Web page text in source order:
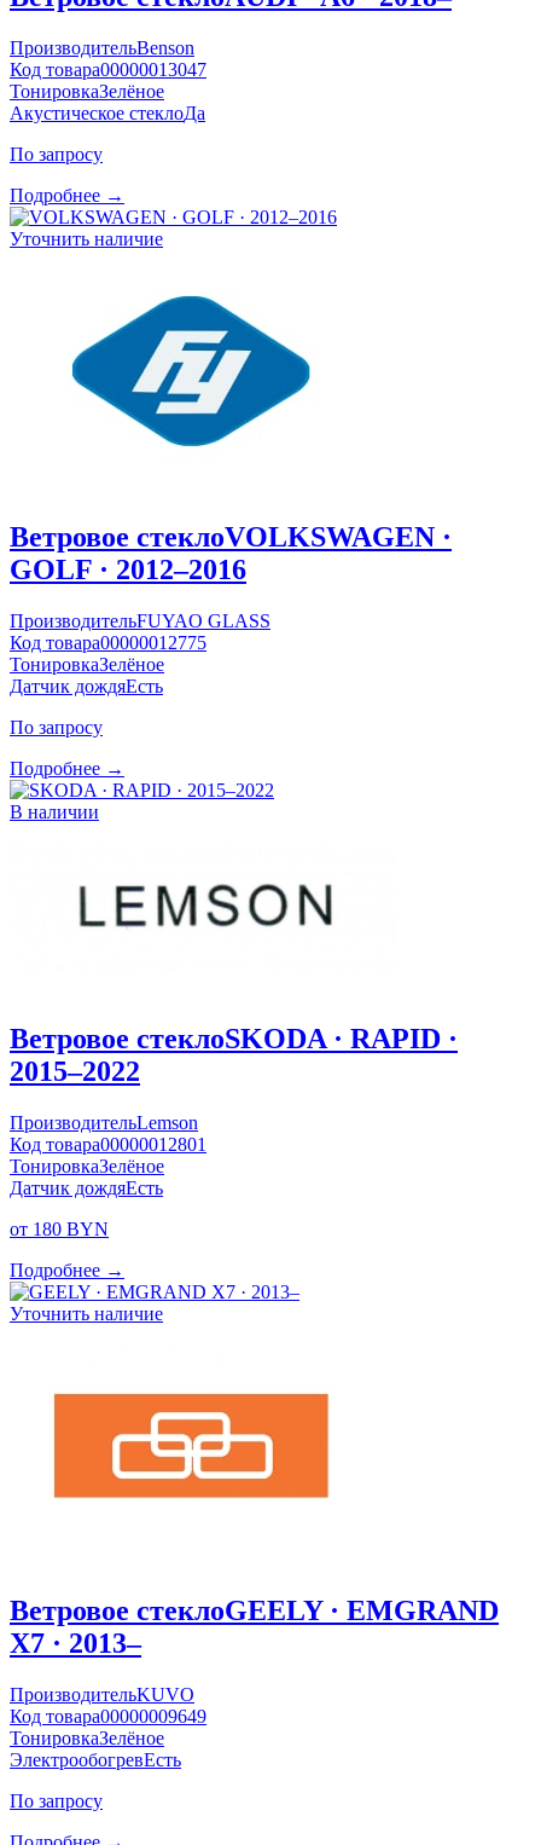
ПроизводительBenson
Код товара00000013047
ТонировкаЗелёное
Акустическое стеклоДа
По запросу
Подробнее →
Уточнить наличие
Ветровое стеклоVOLKSWAGEN ·
GOLF · 2012–2016
ПроизводительFUYAO GLASS
Код товара00000012775
ТонировкаЗелёное
Датчик дождяЕсть
По запросу
Подробнее →
В наличии
Ветровое стеклоSKODA · RAPID ·
2015–2022
ПроизводительLemson
Код товара00000012801
ТонировкаЗелёное
Датчик дождяЕсть
от 180 BYN
Подробнее →
Уточнить наличие
Ветровое стеклоGEELY · EMGRAND
X7 · 2013–
ПроизводительKUVO
Код товара00000009649
ТонировкаЗелёное
ЭлектрообогревЕсть
По запросу